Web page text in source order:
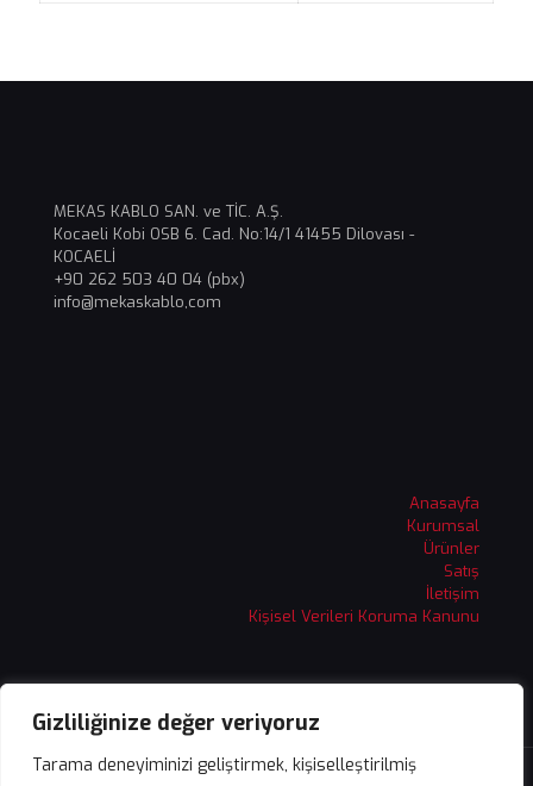
Gizliliğinize değer veriyoruz
Tarama deneyiminizi geliştirmek, kişiselleştirilmiş
MEKAS KABLO SAN. ve TİC. A.Ş.
Kocaeli Kobi OSB 6. Cad. No:14/1 41455 Dilovası -
KOCAELİ
+90 262 503 40 04 (pbx)
info@mekaskablo,com
Anasayfa
Kurumsal
Ürünler
Satış
İletişim
Kişisel Verileri Koruma Kanunu